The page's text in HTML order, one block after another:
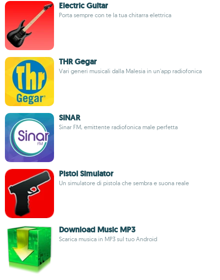
Electric Guitar
Porta sempre con te la tua chitarra elettrica
THR Gegar
Vari generi musicali dalla Malesia in un'app radiofonica
SINAR
Sinar FM, emittente radiofonica male perfetta
Pistol Simulator
Un simulatore di pistola che sembra e suona reale
Download Music MP3
Scarica musica in MP3 sul tuo Android